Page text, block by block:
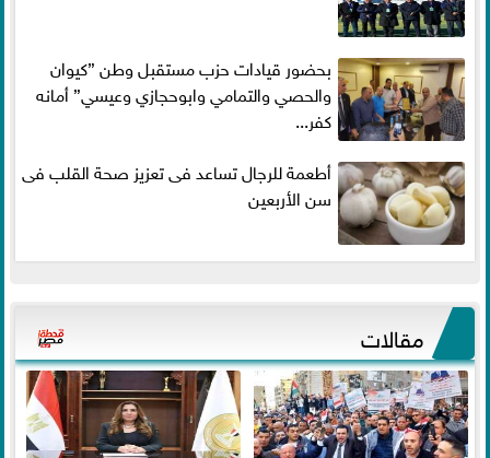
بحضور قيادات حزب مستقبل وطن ”كيوان
والحصي والتمامي وابوحجازي وعيسي” أمانه
كفر...
أطعمة للرجال تساعد فى تعزيز صحة القلب فى
سن الأربعين
مقالات